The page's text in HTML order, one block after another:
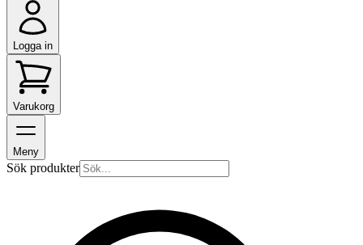
Logga in
Varukorg
Meny
Sök produkter